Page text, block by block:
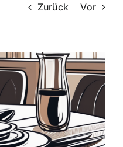
Zurück Vor